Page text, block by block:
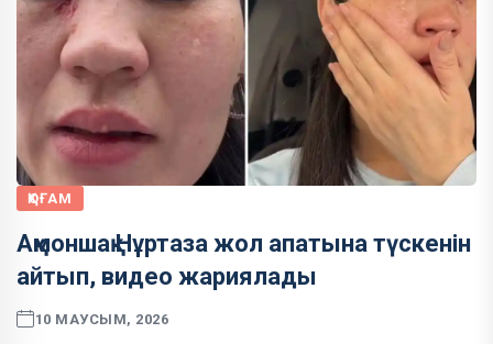
ҚОҒАМ
Ақмоншақ Нұртаза жол апатына түскенін
айтып, видео жариялады
10 МАУСЫМ, 2026